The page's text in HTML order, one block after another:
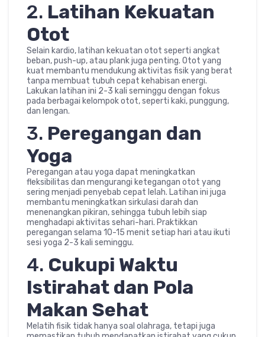
2. Latihan Kekuatan
Otot
Selain kardio, latihan kekuatan otot seperti angkat
beban, push-up, atau plank juga penting. Otot yang
kuat membantu mendukung aktivitas fisik yang berat
tanpa membuat tubuh cepat kehabisan energi.
Lakukan latihan ini 2-3 kali seminggu dengan fokus
pada berbagai kelompok otot, seperti kaki, punggung,
dan lengan.
3. Peregangan dan
Yoga
Peregangan atau yoga dapat meningkatkan
fleksibilitas dan mengurangi ketegangan otot yang
sering menjadi penyebab cepat lelah. Latihan ini juga
membantu meningkatkan sirkulasi darah dan
menenangkan pikiran, sehingga tubuh lebih siap
menghadapi aktivitas sehari-hari. Praktikkan
peregangan selama 10-15 menit setiap hari atau ikuti
sesi yoga 2-3 kali seminggu.
4. Cukupi Waktu
Istirahat dan Pola
Makan Sehat
Melatih fisik tidak hanya soal olahraga, tetapi juga